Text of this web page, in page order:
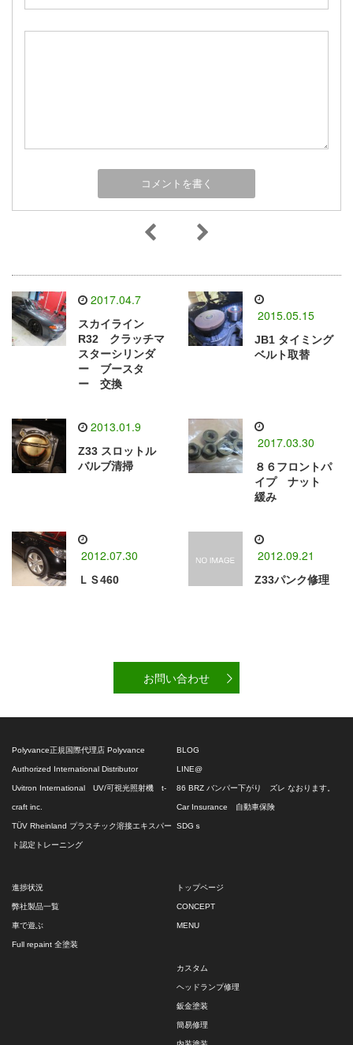
2017.04.7
スカイライン
R32 クラッチマ
スターシリンダ
ー ブースタ
ー 交換
2015.05.15
JB1 タイミング
ベルト取替
2013.01.9
Z33 スロットル
バルブ清掃
2017.03.30
８６フロントパ
イプ ナット
緩み
2012.07.30
ＬＳ460
2012.09.21
Z33パンク修理
お問い合わせ
Polyvance正規国際代理店 Polyvance
Authorized International Distributor
Uvitron International UV/可視光照射機 t-
craft inc.
TÜV Rheinland プラスチック溶接エキスパー
ト認定トレーニング
BLOG
LINE@
86 BRZ バンパー下がり ズレ なおります。
Car Insurance 自動車保険
SDGｓ
進捗状況
弊社製品一覧
車で遊ぶ
Full repaint 全塗装
トップページ
CONCEPT
MENU
カスタム
ヘッドランプ修理
鈑金塗装
簡易修理